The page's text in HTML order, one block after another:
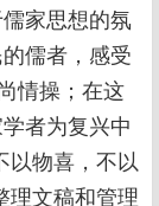
家思想的氛
儒者，感受
情操；在这
者为复兴中
以物喜，不以
理文稿和管理